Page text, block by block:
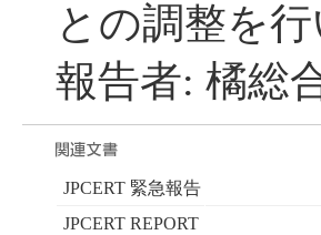
との調整を
報告者: 橘総
JPCERT 緊急報告
JPCERT REPORT